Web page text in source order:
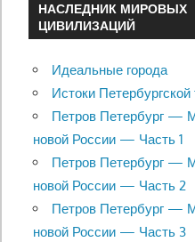
НАСЛЕДНИК МИРОВЫХ
ЦИВИЛИЗАЦИЙ
Идеальные города
Истоки Петербургской
Петров Петербург —
новой России — Часть 1
Петров Петербург —
новой России — Часть 2
Петров Петербург —
новой России — Часть 3